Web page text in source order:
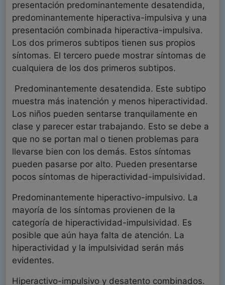
presentación predominantemente desatendida,
predominantemente hiperactiva-impulsiva y una
presentación combinada hiperactiva-impulsiva.
Los dos primeros subtipos tienen sus propios
síntomas. El tercero puede mostrar síntomas de
cualquiera de los dos primeros subtipos.
Predominantemente desatendida. Este subtipo
muestra más inatención y menos hiperactividad.
Los niños pueden sentarse tranquilamente en
clase y parecer estar trabajando. Esto se debe a
que no se portan mal o tienen problemas para
llevarse bien con los demás. Estos síntomas
pueden pasarse por alto. Pueden presentarse
pocos síntomas de hiperactividad-impulsividad.
Predominantemente hiperactivo-impulsivo. La
mayoría de los síntomas provienen de la
categoría de hiperactividad-impulsividad. Es
posible que aún haya falta de atención. La
hiperactividad y la impulsividad serán más
evidentes.
Hiperactivo-impulsivo y desatento combinados.